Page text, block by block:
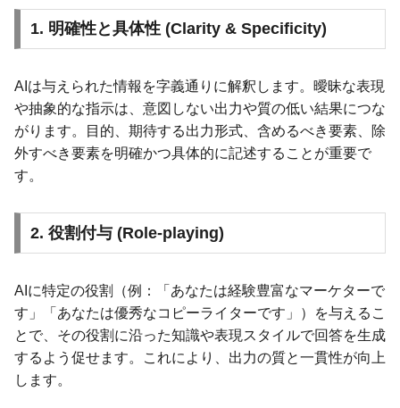
1. 明確性と具体性 (Clarity & Specificity)
AIは与えられた情報を字義通りに解釈します。曖昧な表現
や抽象的な指示は、意図しない出力や質の低い結果につな
がります。目的、期待する出力形式、含めるべき要素、除
外すべき要素を明確かつ具体的に記述することが重要で
す。
2. 役割付与 (Role-playing)
AIに特定の役割（例：「あなたは経験豊富なマーケターで
す」「あなたは優秀なコピーライターです」）を与えるこ
とで、その役割に沿った知識や表現スタイルで回答を生成
するよう促せます。これにより、出力の質と一貫性が向上
します。